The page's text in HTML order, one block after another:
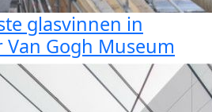
glasvinnen in
Gogh Museum